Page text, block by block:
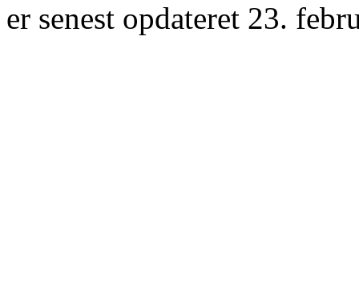
er senest opdateret 23.